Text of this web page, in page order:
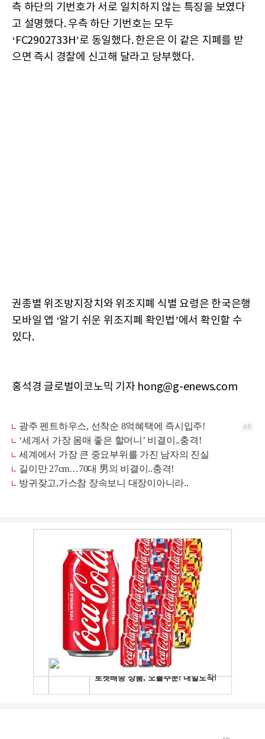
측 하단의 기번호가 서로 일치하지 않는 특징을 보였다
고 설명했다. 우측 하단 기번호는 모두
‘FC2902733H’로 동일했다. 한은은 이 같은 지폐를 받
으면 즉시 경찰에 신고해 달라고 당부했다.
권종별 위조방지장치와 위조지폐 식별 요령은 한국은행
모바일 앱 ‘알기 쉬운 위조지폐 확인법’에서 확인할 수
있다.
홍석경 글로벌이코노믹 기자 hong@g-enews.com